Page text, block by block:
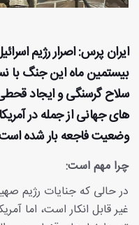
ایران پرس: اصرار رژیم
بیستمین ماه این جنگ با
سلاح گرسنگی و ایجاد
های جهانی از جمله در
وضعیت فاجعه بار شده
چرا مهم است:
در حالی که جنایات رژیم
غیر قابل انکار است، اما